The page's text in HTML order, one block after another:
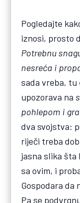
Pogledajte
iznosi, prosto
Potrebnu
nesreća i
sada vreba, tu
upozorava na
pohlepom i
dva svojstva:
riječi treba
jasna slika šta
sa ovim, i
Gospodara da
Pa se